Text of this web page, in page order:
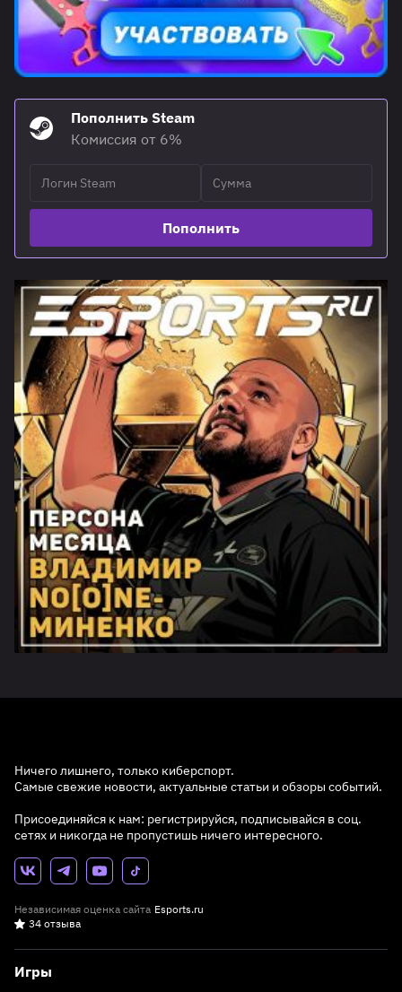
Пополнить Steam
Комиссия от 6%
Пополнить
Ничего лишнего, только киберспорт.
Самые свежие новости, актуальные статьи и обзоры событий.
Присоединяйся к нам: регистрируйся, подписывайся в соц.
сетях и никогда не пропустишь ничего интересного.
Независимая оценка сайта Esports.ru
34 отзыва
Игры